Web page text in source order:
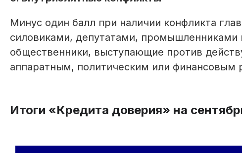
Минус один балл при наличии конфликта
силовиками, депутатами,
общественники, выступающие против
аппаратным, политическим или финансовым
Итоги «Кредита доверия» на